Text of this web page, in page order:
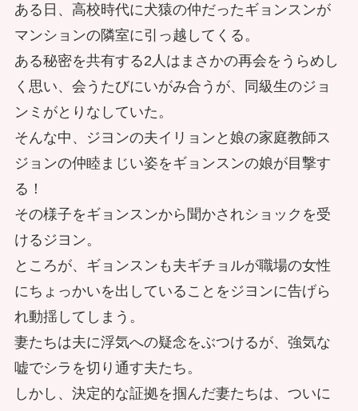
ある日、高校時代に犬猿の仲だったギョンスンが
マンションの隣室に引っ越してくる。
ある秘密を共有する2人はまさかの再会をうらめし
く思い、会うたびにいがみ合うが、同級生のジョ
ンミがとりなしていた。
そんな中、ジヨンの夫イリョンと娘の家庭教師ス
ジョンの仲睦まじい姿をギョンスンの娘が目撃す
る！
その様子をギョンスンから聞かされショックを受
けるジヨン。
ところが、ギョンスンも夫ギチョルが職場の女性
にちょっかいを出していることをジヨンに告げら
れ動揺してしまう。
妻たちは夫に浮気への疑念をぶつけるが、強気な
嘘でシラを切り通す夫たち。
しかし、決定的な証拠を掴んだ妻たちは、ついに